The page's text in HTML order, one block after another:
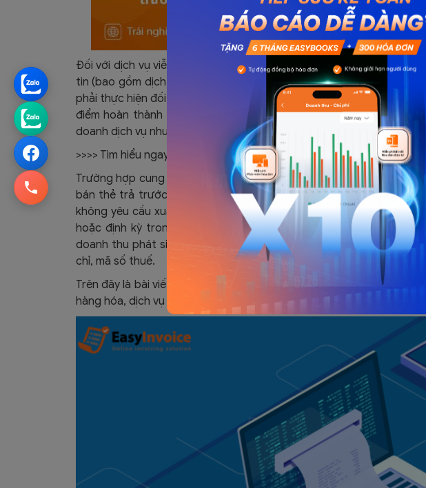
Đối với dịch vụ viễn thông (bao gồm cả dịch vụ viễn thông giá trị
tin (bao gồm dịch vụ trung gian thanh toán sử dụng trên nền tảng
phải thực hiện đối soát dữ liệu kết nối giữa các cơ sở kinh doanh
điểm hoàn thành việc đối soát dữ liệu về cước dịch vụ theo hợp
doanh dịch vụ nhưng chậm nhất không quá 2 tháng kể từ tháng
>>>> Tìm hiểu ngay:
Thời điểm lập hóa đơn đối với dịch vụ ngân hàng
Trường hợp cung cấp dịch vụ viễn thông (bao gồm cả dịch vụ viễn
bán thẻ trả trước, thu cước phí hòa mạng khi khách hàng đăng ký
không yêu cầu xuất hóa đơn GTGT hoặc không cung cấp tên, địa
hoặc định kỳ trong tháng, cơ sở kinh doanh dịch vụ lập chung
doanh thu phát sinh theo từng dịch vụ người mua không lấy hóa
chỉ, mã số thuế.
Trên đây là bài viết trả lời cho câu hỏi thời điểm lập hóa đơn điện tử
hàng hóa, dịch vụ số lượng lớn. Hy vọng bài viết này cung cấp những